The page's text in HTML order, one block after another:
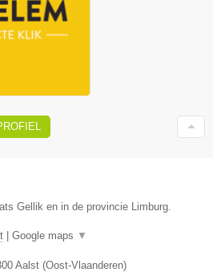
Gellik en in de provincie Limburg.
Google maps ▼
Aalst (Oost-Vlaanderen)